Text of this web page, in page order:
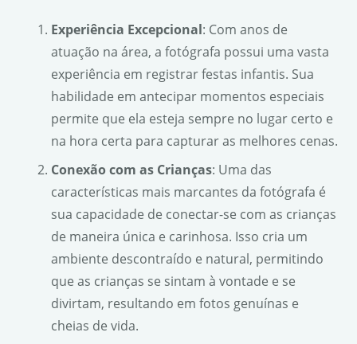
Experiência Excepcional: Com anos de
atuação na área, a fotógrafa possui uma vasta
experiência em registrar festas infantis. Sua
habilidade em antecipar momentos especiais
permite que ela esteja sempre no lugar certo e
na hora certa para capturar as melhores cenas.
Conexão com as Crianças: Uma das
características mais marcantes da fotógrafa é
sua capacidade de conectar-se com as crianças
de maneira única e carinhosa. Isso cria um
ambiente descontraído e natural, permitindo
que as crianças se sintam à vontade e se
divirtam, resultando em fotos genuínas e
cheias de vida.